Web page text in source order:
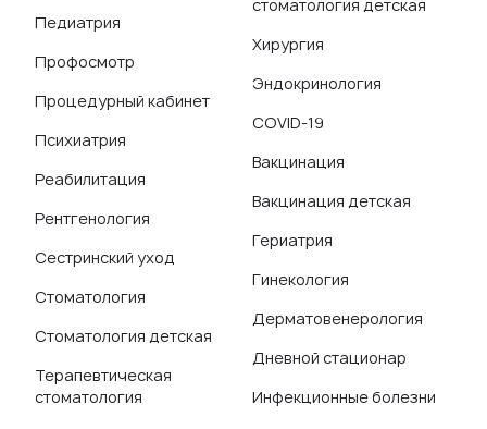
Педиатрия
Профосмотр
Процедурный кабинет
Психиатрия
Реабилитация
Рентгенология
Сестринский уход
Стоматология
Стоматология детская
Терапевтическая
стоматология
стоматология детская
Хирургия
Эндокринология
COVID-19
Вакцинация
Вакцинация детская
Гериатрия
Гинекология
Дерматовенерология
Дневной стационар
Инфекционные болезни